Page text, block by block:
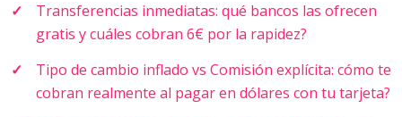
Transferencias inmediatas: qué bancos las ofrecen
gratis y cuáles cobran 6€ por la rapidez?
Tipo de cambio inflado vs Comisión explícita: cómo te
cobran realmente al pagar en dólares con tu tarjeta?